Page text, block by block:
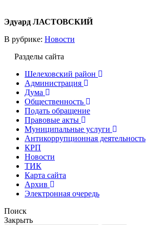
Эдуард ЛАСТОВСКИЙ
В рубрике: Новости
Разделы сайта
Шелеховский район
Администрация
Дума
Общественность
Подать обращение
Правовые акты
Муниципальные услуги
Антикоррупционная деятельность
КРП
Новости
ТИК
Карта сайта
Архив
Электронная очередь
Поиск
Закрыть